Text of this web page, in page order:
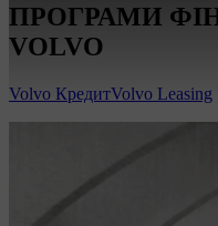
ПРОГРАМИ
VOLVO
Volvo КредитVolvo Leasing